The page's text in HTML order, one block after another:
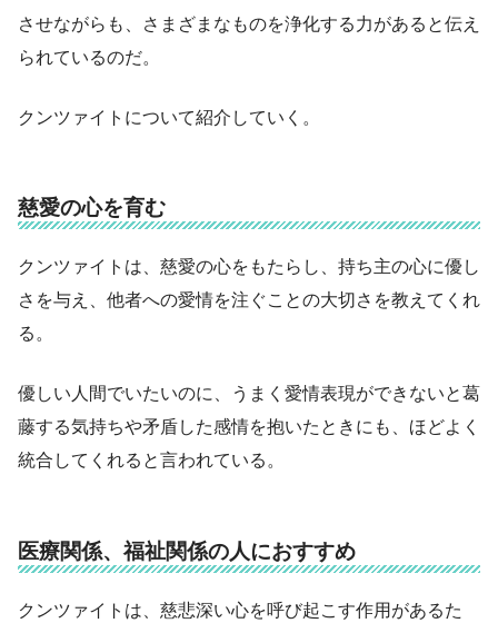
させながらも、さまざまなものを浄化する力があると伝え
られているのだ。
クンツァイトについて紹介していく。
慈愛の心を育む
クンツァイトは、慈愛の心をもたらし、持ち主の心に優し
さを与え、他者への愛情を注ぐことの大切さを教えてくれ
る。
優しい人間でいたいのに、うまく愛情表現ができないと葛
藤する気持ちや矛盾した感情を抱いたときにも、ほどよく
統合してくれると言われている。
医療関係、福祉関係の人におすすめ
クンツァイトは、慈悲深い心を呼び起こす作用があるた